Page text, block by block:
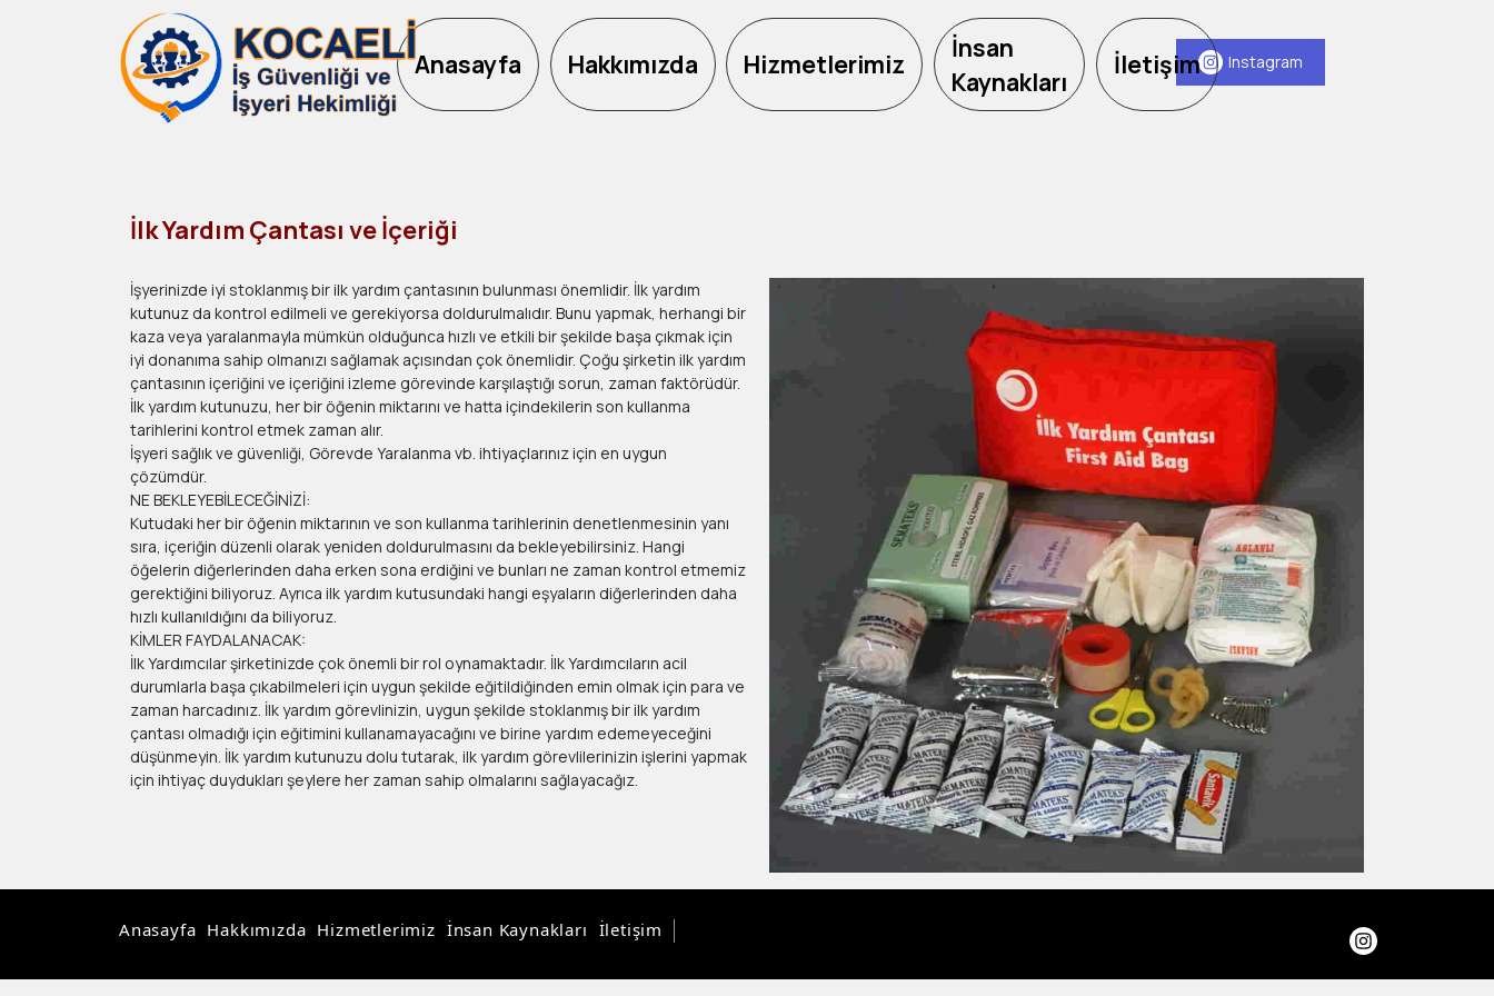
İlk Yardım Çantası ve İçeriği
İşyerinizde iyi stoklanmış bir ilk yardım çantasının bulunması önemlidir. İlk yardım
kutunuz da kontrol edilmeli ve gerekiyorsa doldurulmalıdır. Bunu yapmak, herhangi bir
kaza veya yaralanmayla mümkün olduğunca hızlı ve etkili bir şekilde başa çıkmak için
iyi donanıma sahip olmanızı sağlamak açısından çok önemlidir. Çoğu şirketin ilk yardım
çantasının içeriğini ve içeriğini izleme görevinde karşılaştığı sorun, zaman faktörüdür.
İlk yardım kutunuzu, her bir öğenin miktarını ve hatta içindekilerin son kullanma
tarihlerini kontrol etmek zaman alır.
İşyeri sağlık ve güvenliği, Görevde Yaralanma vb. ihtiyaçlarınız için en uygun
çözümdür.
NE BEKLEYEBİLECEĞİNİZİ:
Kutudaki her bir öğenin miktarının ve son kullanma tarihlerinin denetlenmesinin yanı
sıra, içeriğin düzenli olarak yeniden doldurulmasını da bekleyebilirsiniz. Hangi
öğelerin diğerlerinden daha erken sona erdiğini ve bunları ne zaman kontrol etmemiz
gerektiğini biliyoruz. Ayrıca ilk yardım kutusundaki hangi eşyaların diğerlerinden daha
hızlı kullanıldığını da biliyoruz.
KİMLER FAYDALANACAK:
İlk Yardımcılar şirketinizde çok önemli bir rol oynamaktadır. İlk Yardımcıların acil
durumlarla başa çıkabilmeleri için uygun şekilde eğitildiğinden emin olmak için para ve
zaman harcadınız. İlk yardım görevlinizin, uygun şekilde stoklanmış bir ilk yardım
çantası olmadığı için eğitimini kullanamayacağını ve birine yardım edemeyeceğini
düşünmeyin. İlk yardım kutunuzu dolu tutarak, ilk yardım görevlilerinizin işlerini yapmak
için ihtiyaç duydukları şeylere her zaman sahip olmalarını sağlayacağız.
Instagram
Anasayfa Hakkımızda Hizmetlerimiz
İnsan
Kaynakları
İletişim
Anasayfa Hakkımızda Hizmetlerimiz İnsan Kaynakları İletişim